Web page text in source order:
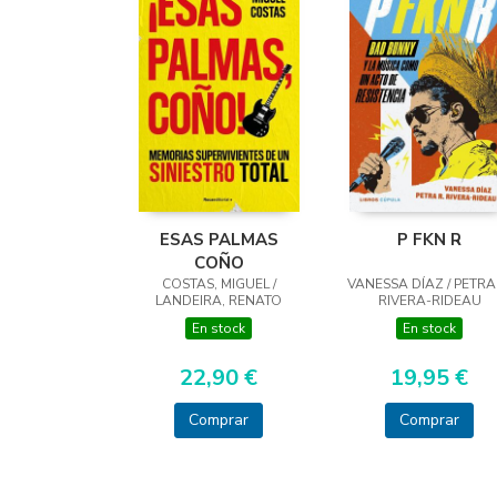
ESAS PALMAS
COÑO
COSTAS, MIGUEL /
LANDEIRA, RENATO
En stock
22,90 €
Comprar
P FKN R
VANESSA DÍAZ / PETRA
RIVERA-RIDEAU
En stock
19,95 €
Comprar